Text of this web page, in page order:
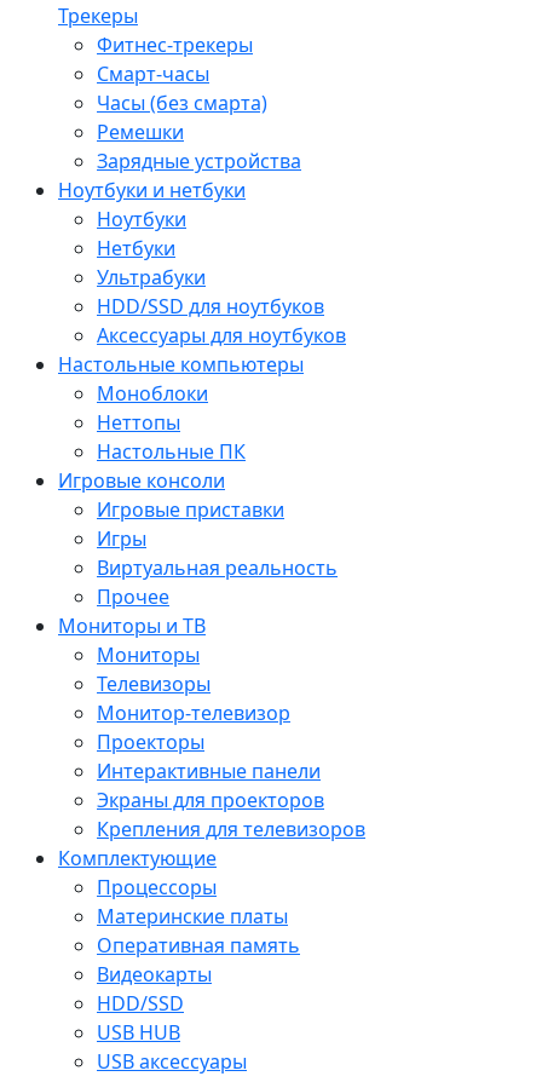
Трекеры
Фитнес-трекеры
Смарт-часы
Часы (без смарта)
Ремешки
Зарядные устройства
Ноутбуки и нетбуки
Ноутбуки
Нетбуки
Ультрабуки
HDD/SSD для ноутбуков
Аксессуары для ноутбуков
Настольные компьютеры
Моноблоки
Неттопы
Настольные ПК
Игровые консоли
Игровые приставки
Игры
Виртуальная реальность
Прочее
Мониторы и ТВ
Мониторы
Телевизоры
Монитор-телевизор
Проекторы
Интерактивные панели
Экраны для проекторов
Крепления для телевизоров
Комплектующие
Процессоры
Материнские платы
Оперативная память
Видеокарты
HDD/SSD
USB HUB
USB аксессуары